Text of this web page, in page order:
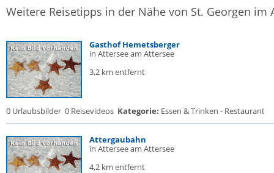
Weitere Reisetipps in der Nähe von St. Georgen im
Gasthof Hemetsberger
in Attersee am Attersee
3,2 km entfernt
0 Urlaubsbilder 0 Reisevideos Kategorie: Essen & Trinken - Restaurant
Attergaubahn
in Attersee am Attersee
4,2 km entfernt